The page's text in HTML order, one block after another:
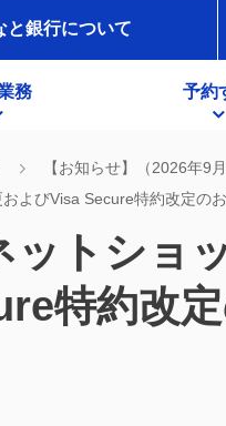
と銀行について
務 予約
【お知らせ】（2026年9
よびVisa Secure特約改定の
ットショ
特約改